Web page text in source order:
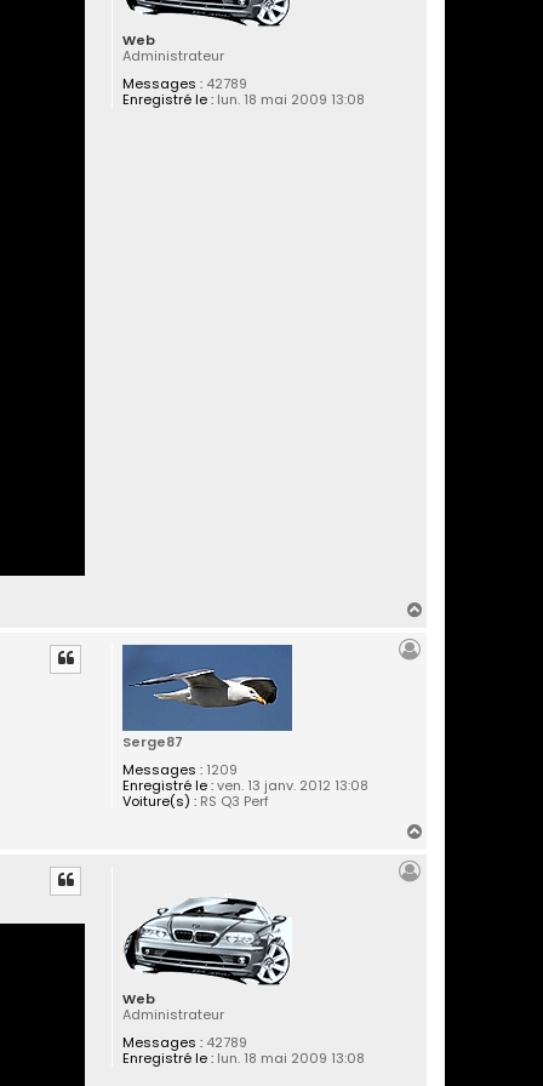
Web
Administrateur
Messages :42789
Enregistré le :lun. 18 mai 2009 13:08
Serge87
Messages :1209
Enregistré le :ven. 13 janv. 2012 13:08
Voiture(s) :RS Q3 Perf
Web
Administrateur
Messages :42789
Enregistré le :lun. 18 mai 2009 13:08